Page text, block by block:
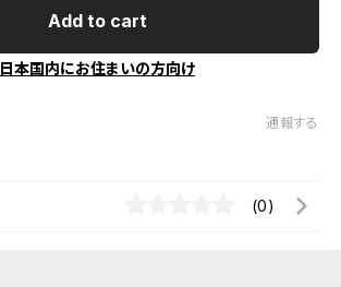
Add to cart
日本国内にお住まいの方向け
通報する
(0)